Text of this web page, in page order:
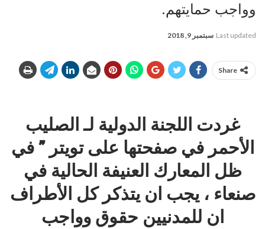
وواجب حمايتهم.
Last updated سبتمبر 9, 2018
Share
غردت ‏اللجنة الدولية لـ الصليب
الأحمر في صفحتها على تويتر ” في
ظل المعارك العنيفة الحالية في
صنعاء ، يجب ان يتذكر كل الأطراف
ان للمدنيين حقوق وواجب